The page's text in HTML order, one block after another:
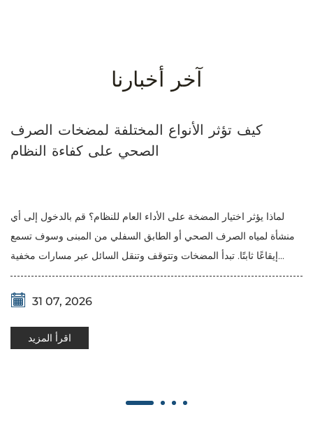
آخر أخبارنا
كيف تؤثر الأنواع المختلفة لمضخات الصرف
الصحي على كفاءة النظام
لماذا يؤثر اختيار المضخة على الأداء العام للنظام؟ قم بالدخول إلى أي
منشأة لمياه الصرف الصحي أو الطابق السفلي من المبنى وسوف تسمع
إيقاعًا ثابتًا. تبدأ المضخات وتتوقف وتنقل السائل عبر مسارات مخفية...
31 07, 2026
اقرأ المزيد